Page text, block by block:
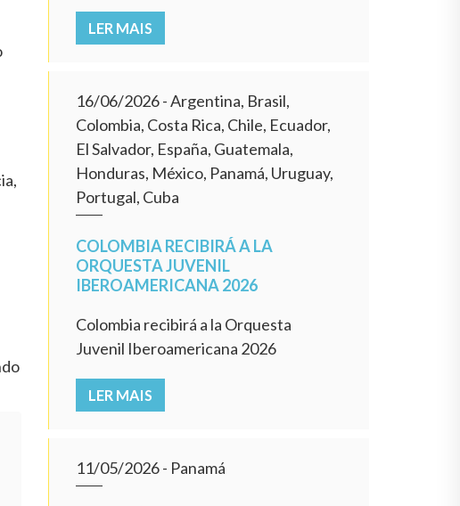
LER MAIS
16/06/2026- Argentina, Brasil,
Colombia, Costa Rica, Chile, Ecuador,
El Salvador, España, Guatemala,
Honduras, México, Panamá, Uruguay,
Portugal, Cuba
COLOMBIA RECIBIRÁ A LA
ORQUESTA JUVENIL
IBEROAMERICANA 2026
Colombia recibirá a la Orquesta
Juvenil Iberoamericana 2026
LER MAIS
11/05/2026- Panamá